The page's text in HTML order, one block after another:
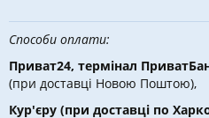
Способи оплати:
Приват24, термінал
(при доставці Новою Поштою),
Кур'єру (при доставці по